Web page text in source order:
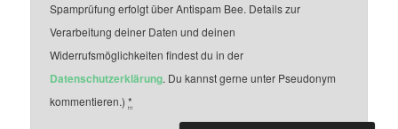
Spamprüfung erfolgt über Antispam Bee. Details zur
Verarbeitung deiner Daten und deinen
Widerrufsmöglichkeiten findest du in der
Datenschutzerklärung. Du kannst gerne unter Pseudonym
kommentieren.)*